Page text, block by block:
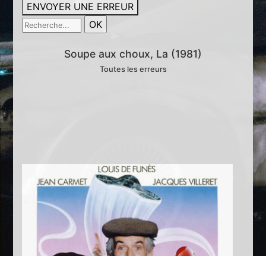
ENVOYER UNE ERREUR
Soupe aux choux, La (1981)
Toutes les erreurs